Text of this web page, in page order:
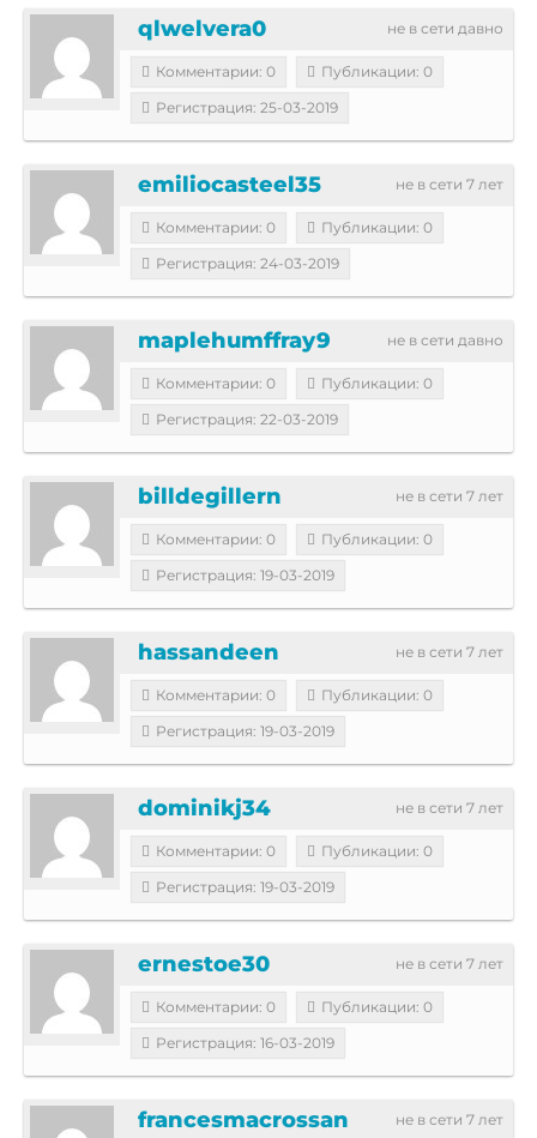
не в сети давно
qlwelvera0
Комментарии: 0
Публикации: 0
Регистрация: 25-03-2019
не в сети 7 лет
emiliocasteel35
Комментарии: 0
Публикации: 0
Регистрация: 24-03-2019
не в сети давно
maplehumffray9
Комментарии: 0
Публикации: 0
Регистрация: 22-03-2019
не в сети 7 лет
billdegillern
Комментарии: 0
Публикации: 0
Регистрация: 19-03-2019
не в сети 7 лет
hassandeen
Комментарии: 0
Публикации: 0
Регистрация: 19-03-2019
не в сети 7 лет
dominikj34
Комментарии: 0
Публикации: 0
Регистрация: 19-03-2019
не в сети 7 лет
ernestoe30
Комментарии: 0
Публикации: 0
Регистрация: 16-03-2019
не в сети 7 лет
francesmacrossan